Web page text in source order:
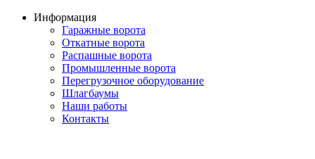
Информация
Гаражные ворота
Откатные ворота
Распашные ворота
Промышленные ворота
Перегрузочное оборудование
Шлагбаумы
Наши работы
Контакты